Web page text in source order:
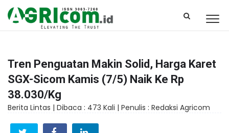
Tren Penguatan Makin Solid, Harga Karet
SGX-Sicom Kamis (7/5) Naik Ke Rp
38.030/Kg
Berita Lintas | Dibaca : 473 Kali | Penulis : Redaksi Agricom